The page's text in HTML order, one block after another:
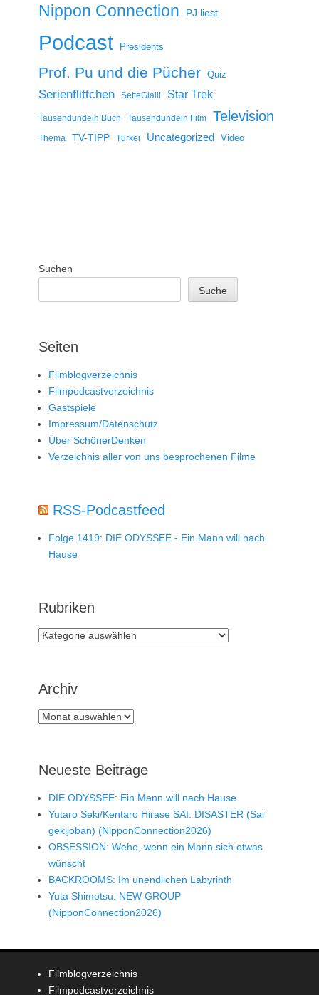
Nippon Connection PJ liest
Podcast Presidents
Prof. Pu und die Pücher Quiz
Serienflittchen SetteGialli Star Trek
Tausendundein Buch Tausendundein Film Television
Thema TV-TIPP Türkei Uncategorized Video
Suchen
Suche
Seiten
Filmblogverzeichnis
Filmpodcastverzeichnis
Gastspiele
Impressum/Datenschutz
Über SchönerDenken
Verzeichnis aller von uns besprochenen Filme
RSS-Podcastfeed
Folge 1419: DIE ODYSSEE - Ein Mann will nach
Hause
Rubriken
Rubriken
Archiv
Archiv
Neueste Beiträge
DIE ODYSSEE: Ein Mann will nach Hause
Yutaro Seki/Kentaro Hirase SAI: DISASTER (Sai
gekijoban) (NipponConnection2026)
OBSESSION: Wehe, wenn ein Mann sich etwas
wünscht
BACKROOMS: Im unendlichen Labyrinth
Yuta Shimotsu: NEW GROUP
(NipponConnection2026)
Filmblogverzeichnis
Filmpodcastverzeichnis